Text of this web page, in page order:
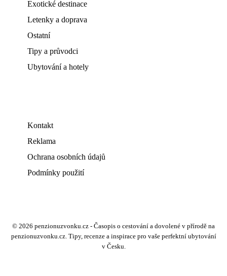
Exotické destinace
Letenky a doprava
Ostatní
Tipy a průvodci
Ubytování a hotely
Kontakt
Reklama
Ochrana osobních údajů
Podmínky použití
© 2026 penzionuzvonku.cz - Časopis o cestování a dovolené v přírodě na
penzionuzvonku.cz. Tipy, recenze a inspirace pro vaše perfektní ubytování
v Česku.